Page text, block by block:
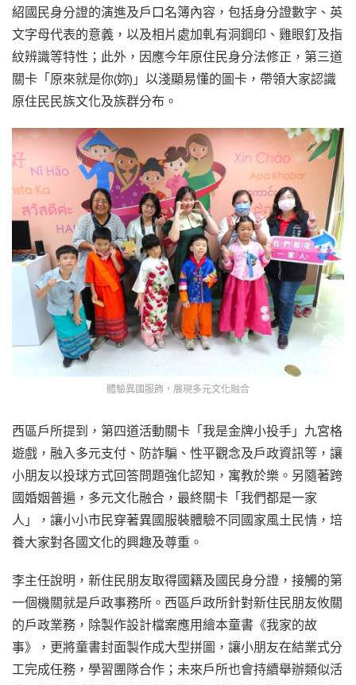
紹國民身分證的演進及戶口名簿內容，包括身分證數字、英
文字母代表的意義，以及相片處加軋有洞鋼印、雞眼釘及指
紋辨識等特性；此外，因應今年原住民身分法修正，第三道
關卡「原來就是你(妳)」以淺顯易懂的圖卡，帶領大家認識
原住民民族文化及族群分布。
體驗異國服飾，展現多元文化融合
西區戶所提到，第四道活動關卡「我是金牌小投手」九宮格
遊戲，融入多元支付、防詐騙、性平觀念及戶政資訊等，讓
小朋友以投球方式回答問題強化認知，寓教於樂。另隨著跨
國婚姻普遍，多元文化融合，最終關卡「我們都是一家
人」，讓小小市民穿著異國服裝體驗不同國家風土民情，培
養大家對各國文化的興趣及尊重。
李主任說明，新住民朋友取得國籍及國民身分證，接觸的第
一個機關就是戶政事務所。西區戶政所針對新住民朋友攸關
的戶政業務，除製作設計檔案應用繪本童書《我家的故
事》，更將童書封面製作成大型拼圖，讓小朋友在結業式分
工完成任務，學習團隊合作；未來戶所也會持續舉辦類似活